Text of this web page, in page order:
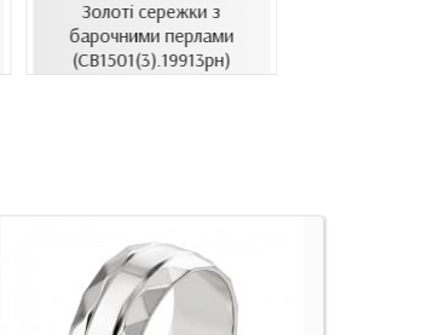
Золоті сережки з
барочними перлами
(СВ1501(3).19913рн)